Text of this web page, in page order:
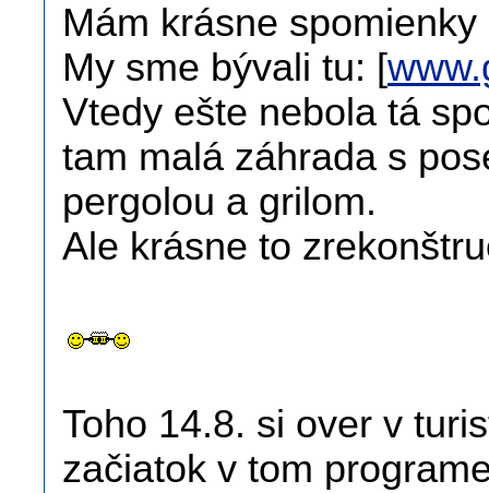
Mám krásne
My sme bývali tu: [
Vtedy ešte nebola tá
tam malá záhrada s
pergolou a grilom.
Ale krásne to
Toho 14.8. si over v
začiatok v tom